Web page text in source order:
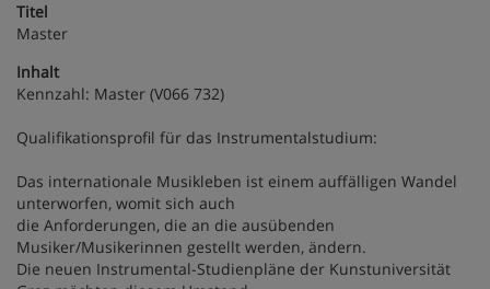
Titel
Master
Inhalt
Kennzahl: Master (V066 732)
Qualifikationsprofil für das Instrumentalstudium:
Das internationale Musikleben ist einem auffälligen Wandel
unterworfen, womit sich auch
die Anforderungen, die an die ausübenden
Musiker/Musikerinnen gestellt werden, ändern.
Die neuen Instrumental-Studienpläne der Kunstuniversität